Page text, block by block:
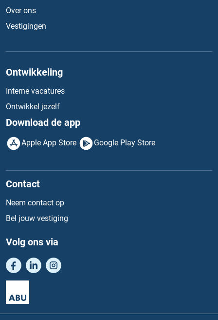
Over ons
Vestigingen
Ontwikkeling
Interne vacatures
Ontwikkel jezelf
Download de app
Apple App Store Google Play Store
Contact
Neem contact op
Bel jouw vestiging
Volg ons via